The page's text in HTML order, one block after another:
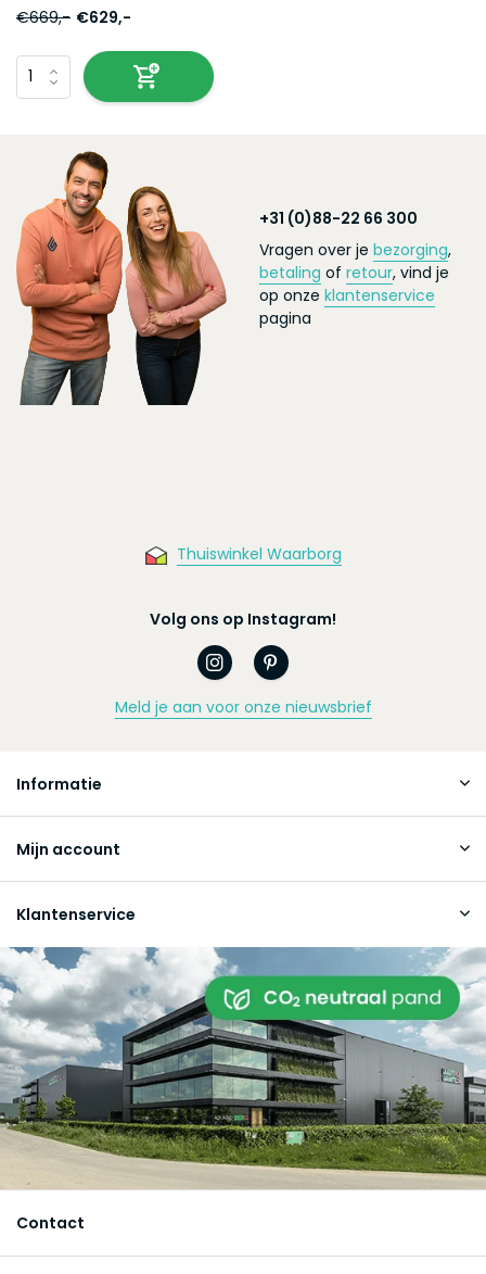
€669,- €629,-
+31 (0)88-22 66 300
Vragen over je bezorging,
betaling of retour, vind je
op onze klantenservice
pagina
Thuiswinkel Waarborg
Volg ons op Instagram!
Meld je aan voor onze nieuwsbrief
Informatie
Mijn account
Klantenservice
Contact